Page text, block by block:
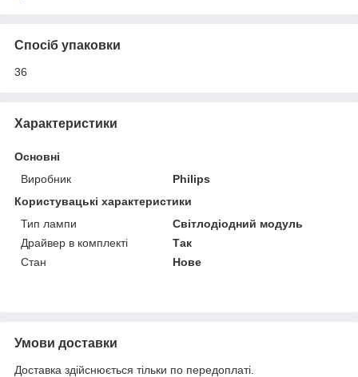
Спосіб упаковки
36
Характеристики
Основні
Виробник
Philips
Користувацькі характеристики
Тип лампи
Світлодіодний модуль
Драйвер в комплекті
Так
Стан
Нове
Умови доставки
Доставка здійснюється тільки по передоплаті.